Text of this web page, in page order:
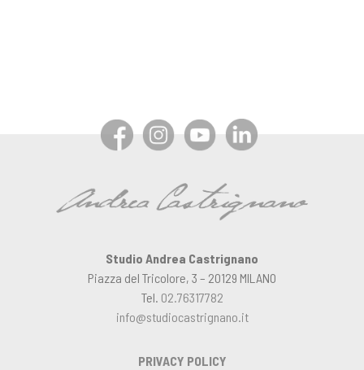
Studio Andrea Castrignano
Piazza del Tricolore, 3 – 20129 MILANO
Tel. 02.76317782
info@studiocastrignano.it
PRIVACY POLICY